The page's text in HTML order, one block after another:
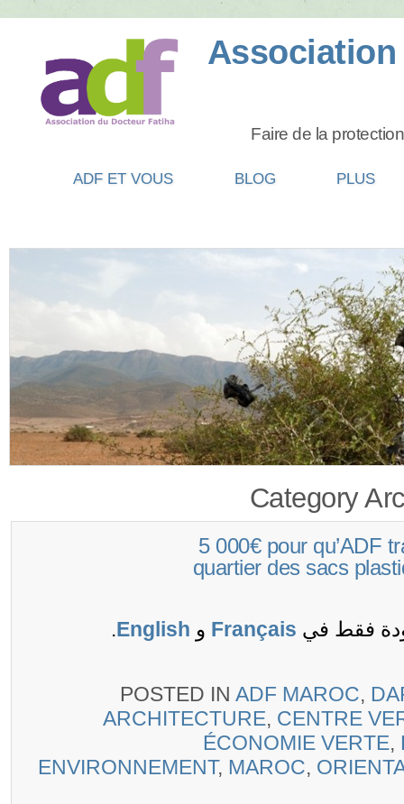
PLUS
BLOG
ADF ET VOUS
Category
(Français) 5 000€ pour
quartier des sacs
فقط فيFrançaisو English
.
POSTED INADF MAROC ,
ARCHITECTURE ,CENTRE
ÉCONOMIE VERTE
ENVIRONNEMENT ,MAROC ,